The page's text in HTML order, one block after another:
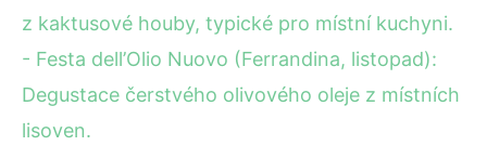
z kaktusové houby, typické pro místní kuchyni.
- Festa dell’Olio Nuovo (Ferrandina, listopad):
Degustace čerstvého olivového oleje z místních
lisoven.